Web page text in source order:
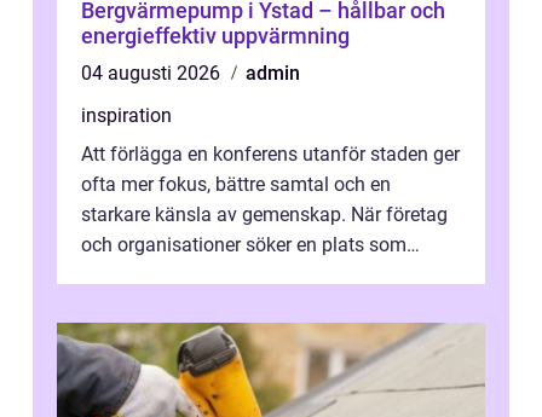
Bergvärmepump i Ystad – hållbar och
energieffektiv uppvärmning
04 augusti 2026
admin
inspiration
Att förlägga en konferens utanför staden ger
ofta mer fokus, bättre samtal och en
starkare känsla av gemenskap. När företag
och organisationer söker en plats som